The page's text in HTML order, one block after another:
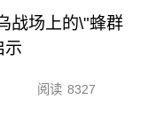
战场上的\"蜂群
示
阅读 8327